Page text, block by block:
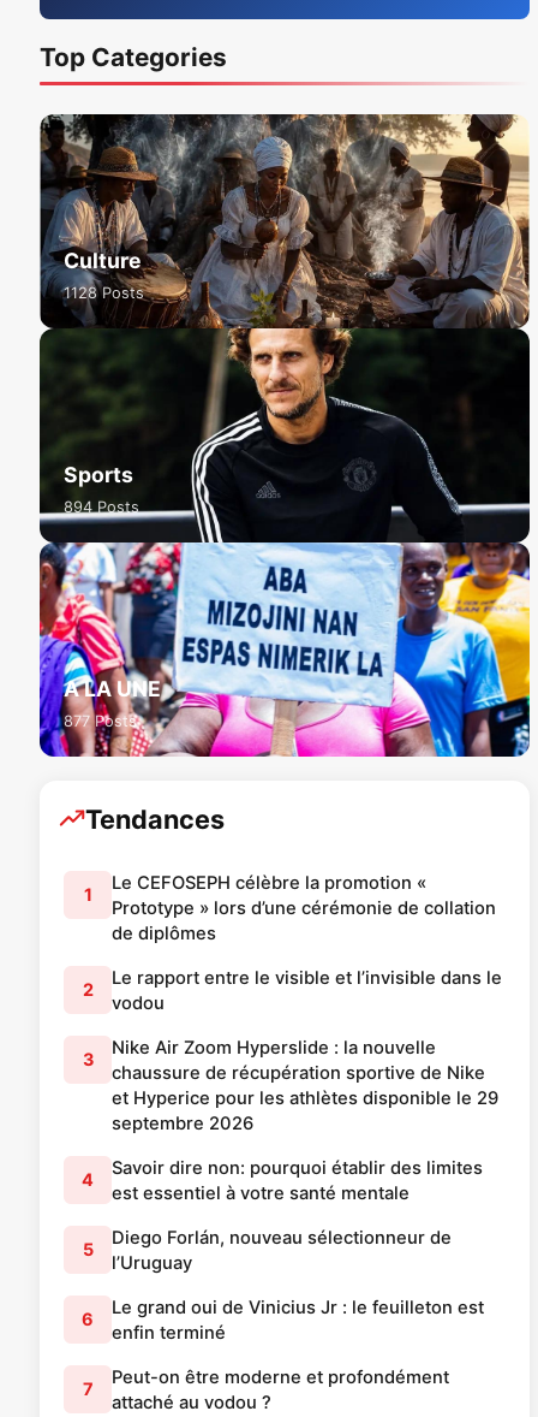
Top Categories
Culture
1128 Posts
Sports
894 Posts
A LA UNE
877 Posts
Tendances
1
Le CEFOSEPH célèbre la promotion «
Prototype » lors d’une cérémonie de collation
de diplômes
2
Le rapport entre le visible et l’invisible dans le
vodou
3
Nike Air Zoom Hyperslide : la nouvelle
chaussure de récupération sportive de Nike
et Hyperice pour les athlètes disponible le 29
septembre 2026
4
Savoir dire non: pourquoi établir des limites
est essentiel à votre santé mentale
5
Diego Forlán, nouveau sélectionneur de
l’Uruguay
6
Le grand oui de Vinicius Jr : le feuilleton est
enfin terminé
7
Peut-on être moderne et profondément
attaché au vodou ?